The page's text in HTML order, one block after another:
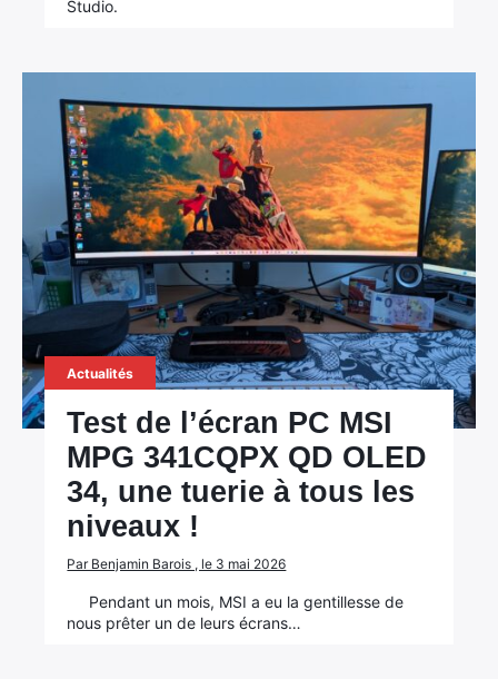
Studio.
Actualités
Test de l’écran PC MSI
MPG 341CQPX QD OLED
34, une tuerie à tous les
niveaux !
Par Benjamin Barois , le 3 mai 2026
Pendant un mois, MSI a eu la gentillesse de
nous prêter un de leurs écrans…
×
Rechercher
: